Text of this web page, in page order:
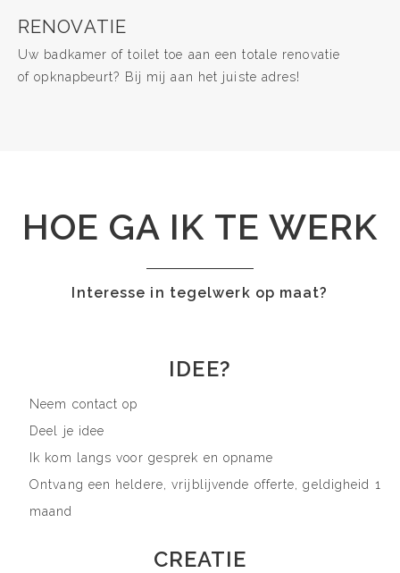
RENOVATIE
Uw badkamer of toilet toe aan een totale renovatie
of opknapbeurt? Bij mij aan het juiste adres!
HOE GA IK TE WERK
Interesse in tegelwerk op maat?
IDEE?
Neem contact op
Deel je idee
Ik kom langs voor gesprek en opname
Ontvang een heldere, vrijblijvende offerte, geldigheid 1
maand
CREATIE